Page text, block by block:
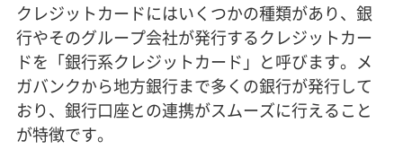
クレジットカードにはいくつかの種類があり、銀
行やそのグループ会社が発行するクレジットカー
ドを「銀行系クレジットカード」と呼びます。メ
ガバンクから地方銀行まで多くの銀行が発行して
おり、銀行口座との連携がスムーズに行えること
が特徴です。